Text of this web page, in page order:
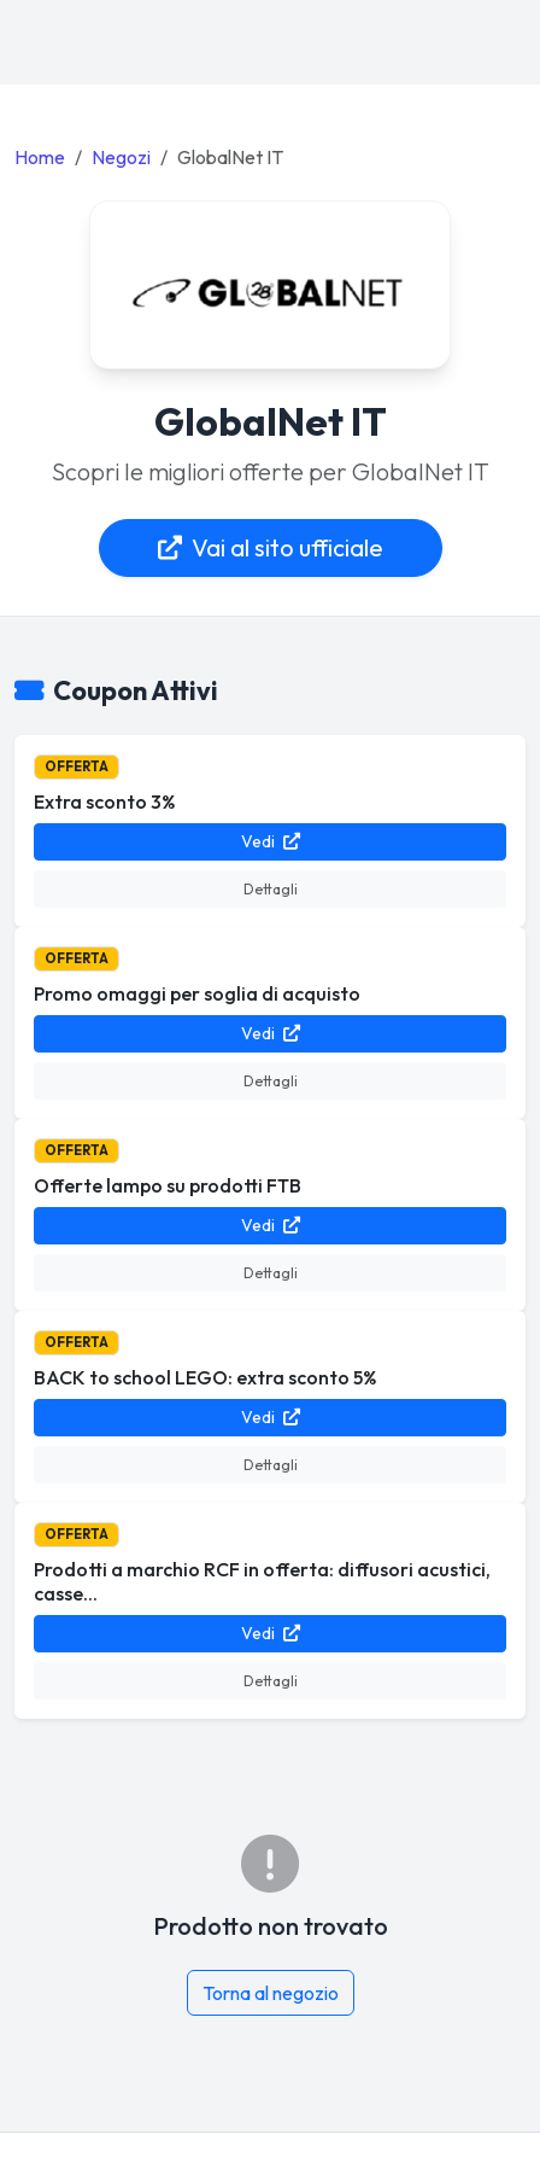
Home Negozi GlobalNet IT
GlobalNet IT
Scopri le migliori offerte per GlobalNet IT
Vai al sito ufficiale
Coupon Attivi
OFFERTA
Extra sconto 3%
Vedi
Dettagli
OFFERTA
Promo omaggi per soglia di acquisto
Vedi
Dettagli
OFFERTA
Offerte lampo su prodotti FTB
Vedi
Dettagli
OFFERTA
BACK to school LEGO: extra sconto 5%
Vedi
Dettagli
OFFERTA
Prodotti a marchio RCF in offerta: diffusori acustici,
casse...
Vedi
Dettagli
Prodotto non trovato
Torna al negozio